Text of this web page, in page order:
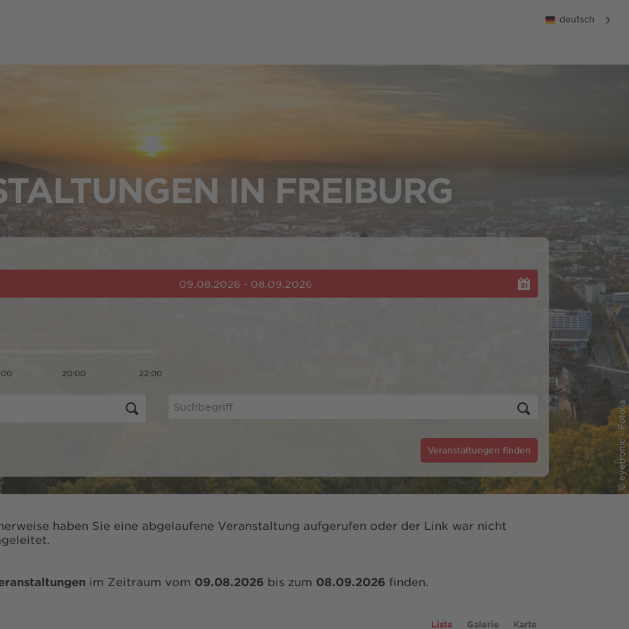
deutsch
© eyetronic - Fotolia
IN FREIBURG
09.08.2026 - 08.09.2026
20:00 22:00
Veranstaltungen finden
haben Sie eine abgelaufene Veranstaltung aufgerufen oder der Link war nicht
im Zeitraum vom 09.08.2026 bis zum 08.09.2026 finden.
Liste Galerie Karte